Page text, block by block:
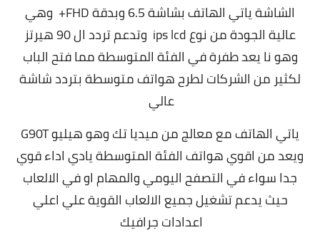
الشاشة ياتي الهاتف بشاشة 6.5 وبدقة FHD+ وهي
عالية الجودة من نوع ips lcd وتدعم تردد ال 90 هيرتز
وهو نا يعد طفرة في الفئة المتوسطة مما فتح الباب
لكثير من الشركات لطرح هواتف متوسطة بتردد شاشة
عالي
ياتي الهاتف مع معالج من ميديا تك وهو هيليو G90T
ويعد من اقوي هواتف الفئة المتوسطة يادي اداء قوي
جدا سواء في التصفح اليومي والمهام او في الالعاب
حيث يدعم تشغيل جميع الالعاب القوية علي اعلي
اعدادات جرافيك